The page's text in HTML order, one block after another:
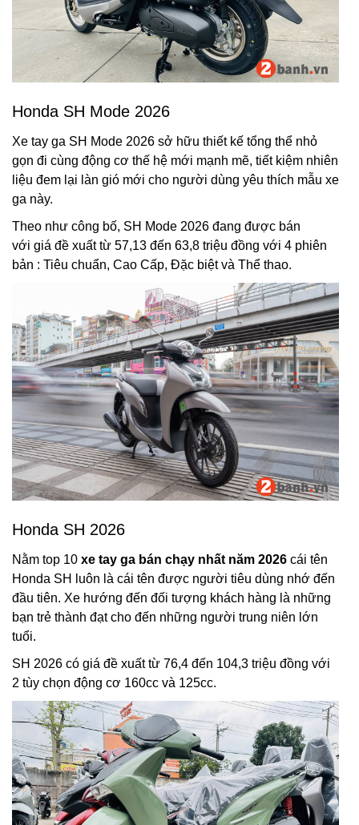
Honda SH Mode 2026
Xe tay ga SH Mode 2026 sở hữu thiết kế tổng thể nhỏ
gọn đi cùng động cơ thế hệ mới mạnh mẽ, tiết kiệm nhiên
liệu đem lại làn gió mới cho người dùng yêu thích mẫu xe
ga này.
Theo như công bố, SH Mode 2026 đang được bán
với giá đề xuất từ 57,13 đến 63,8 triệu đồng với 4 phiên
bản : Tiêu chuẩn, Cao Cấp, Đặc biệt và Thể thao.
Honda SH 2026
Nằm top 10 xe tay ga bán chạy nhất năm 2026 cái tên
Honda SH luôn là cái tên được người tiêu dùng nhớ đến
đầu tiên. Xe hướng đến đối tượng khách hàng là những
bạn trẻ thành đạt cho đến những người trung niên lớn
tuổi.
SH 2026 có giá đề xuất từ 76,4 đến 104,3 triệu đồng với
2 tùy chọn động cơ 160cc và 125cc.